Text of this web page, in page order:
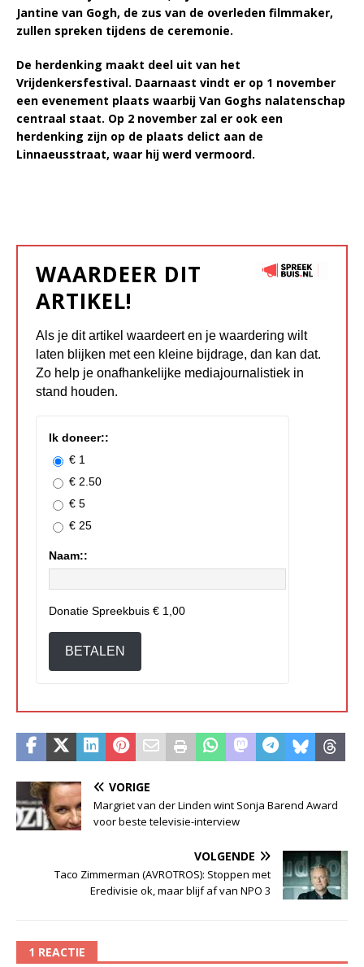
Jantine van Gogh, de zus van de overleden filmmaker,
zullen spreken tijdens de ceremonie.
De herdenking maakt deel uit van het
Vrijdenkersfestival. Daarnaast vindt er op 1 november
een evenement plaats waarbij Van Goghs nalatenschap
centraal staat. Op 2 november zal er ook een
herdenking zijn op de plaats delict aan de
Linnaeusstraat, waar hij werd vermoord.
WAARDEER DIT
ARTIKEL!
Als je dit artikel waardeert en je waardering wilt
laten blijken met een kleine bijdrage, dan kan dat.
Zo help je onafhankelijke mediajournalistiek in
stand houden.
Ik doneer::
€ 1
€ 2.50
€ 5
€ 25
Naam::
Donatie Spreekbuis € 1,00
BETALEN
VORIGE
Margriet van der Linden wint Sonja Barend Award
voor beste televisie-interview
VOLGENDE
Taco Zimmerman (AVROTROS): Stoppen met
Eredivisie ok, maar blijf af van NPO 3
1 REACTIE